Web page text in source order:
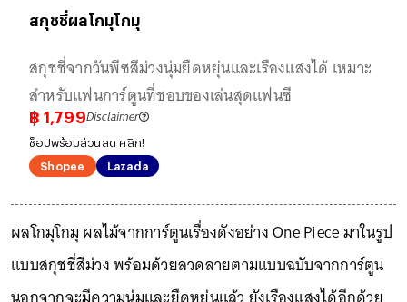
สกุชชี่ผลโกมุโกมุ
สกุชชี่จากวันพีซสีม่วงนุ่มยืดหยุ่นและเรืองแสงได้ เหมาะ
สำหรับแฟนการ์ตูนที่ชอบของเล่นสุดแฟนซี
฿ 1,799Disclaimer
ช็อปพร้อมส่วนลด คลิก!
Shopee
Lazada
ผลโกมุโกมุ ผลไม้จากการ์ตูนเรื่องดังอย่าง One Piece มาในรูป
แบบสกุชชี่สีม่วง พร้อมด้วยลวดลายตามแบบฉบับจากการ์ตูน